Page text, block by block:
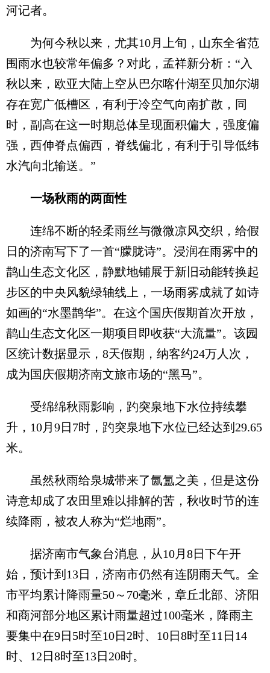
河记者。
为何今秋以来，尤其10月上旬，山东全省范
围雨水也较常年偏多？对此，孟祥新分析：“入
秋以来，欧亚大陆上空从巴尔喀什湖至贝加尔湖
存在宽广低槽区，有利于冷空气向南扩散，同
时，副高在这一时期总体呈现面积偏大，强度偏
强，西伸脊点偏西，脊线偏北，有利于引导低纬
水汽向北输送。”
一场秋雨的两面性
连绵不断的轻柔雨丝与微微凉风交织，给假
日的济南写下了一首“朦胧诗”。浸润在雨雾中的
鹊山生态文化区，静默地铺展于新旧动能转换起
步区的中央风貌绿轴线上，一场雨雾成就了如诗
如画的“水墨鹊华”。在这个国庆假期首次开放，
鹊山生态文化区一期项目即收获“大流量”。该园
区统计数据显示，8天假期，纳客约24万人次，
成为国庆假期济南文旅市场的“黑马”。
受绵绵秋雨影响，趵突泉地下水位持续攀
升，10月9日7时，趵突泉地下水位已经达到29.65
米。
虽然秋雨给泉城带来了氤氲之美，但是这份
诗意却成了农田里难以排解的苦，秋收时节的连
续降雨，被农人称为“烂地雨”。
据济南市气象台消息，从10月8日下午开
始，预计到13日，济南市仍然有连阴雨天气。全
市平均累计降雨量50～70毫米，章丘北部、济阳
和商河部分地区累计雨量超过100毫米，降雨主
要集中在9日5时至10日2时、10日8时至11日14
时、12日8时至13日20时。